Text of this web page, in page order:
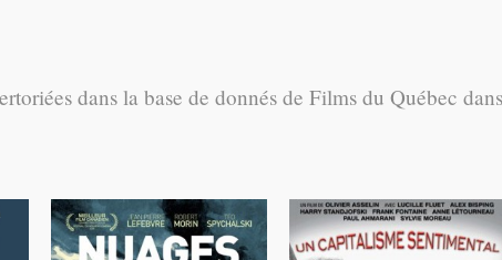
dans la base de donnés de Films du Québec